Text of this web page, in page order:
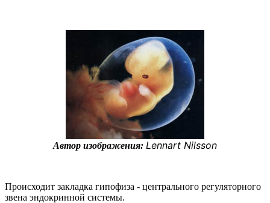
Автор изображения: Lennart Nilsson
Происходит закладка гипофиза - центрального регуляторного
звена эндокринной системы.